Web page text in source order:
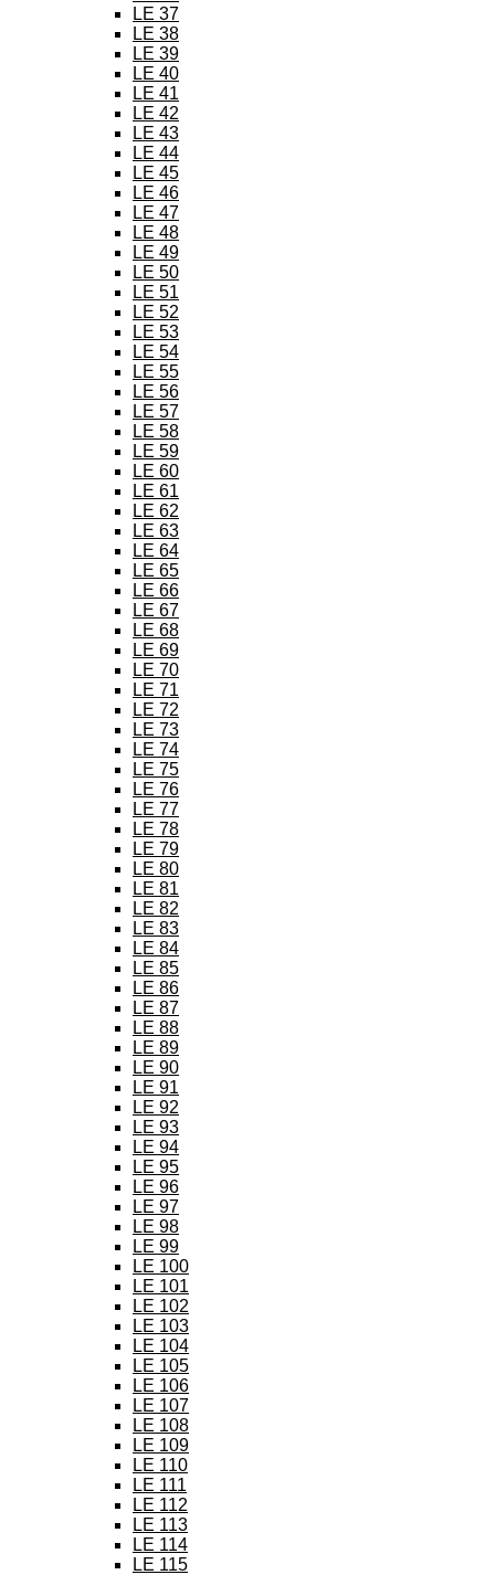
LE 37
LE 38
LE 39
LE 40
LE 41
LE 42
LE 43
LE 44
LE 45
LE 46
LE 47
LE 48
LE 49
LE 50
LE 51
LE 52
LE 53
LE 54
LE 55
LE 56
LE 57
LE 58
LE 59
LE 60
LE 61
LE 62
LE 63
LE 64
LE 65
LE 66
LE 67
LE 68
LE 69
LE 70
LE 71
LE 72
LE 73
LE 74
LE 75
LE 76
LE 77
LE 78
LE 79
LE 80
LE 81
LE 82
LE 83
LE 84
LE 85
LE 86
LE 87
LE 88
LE 89
LE 90
LE 91
LE 92
LE 93
LE 94
LE 95
LE 96
LE 97
LE 98
LE 99
LE 100
LE 101
LE 102
LE 103
LE 104
LE 105
LE 106
LE 107
LE 108
LE 109
LE 110
LE 111
LE 112
LE 113
LE 114
LE 115